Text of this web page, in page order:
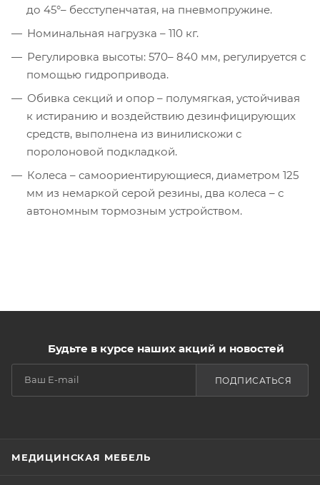
до 45°– бесступенчатая, на пневмопружине.
Номинальная нагрузка – 110 кг.
Регулировка высоты: 570– 840 мм, регулируется с
помощью гидропривода.
Обивка секций и опор – полумягкая, устойчивая
к истиранию и воздействию дезинфицирующих
средств, выполнена из винилискожи с
поролоновой подкладкой.
Колеса – самоориентирующиеся, диаметром 125
мм из немаркой серой резины, два колеса – с
автономным тормозным устройством.
Будьте в курсе наших акций и новостей
ПОДПИСАТЬСЯ
МЕДИЦИНСКАЯ МЕБЕЛЬ